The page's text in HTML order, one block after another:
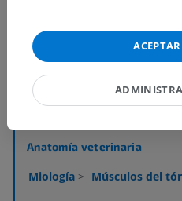
Jerarquía anatómica
Anatomía veterinaria
Miología > Músculos del